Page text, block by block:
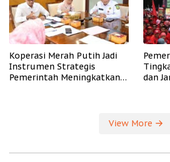
Koperasi Merah Putih Jadi
Instrumen Strategis
Pemerintah Meningkatkan
dan
View More